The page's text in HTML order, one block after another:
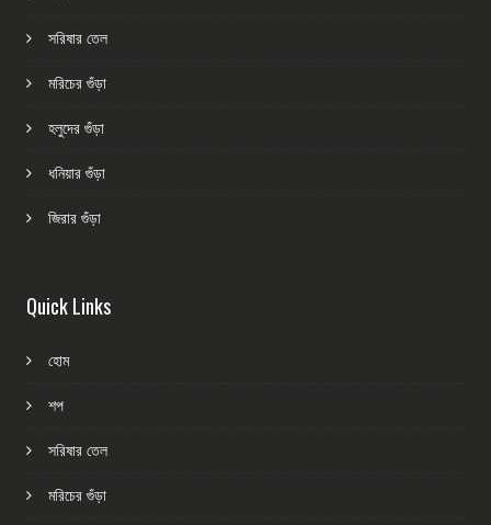
সরিষার তেল
মরিচের গুঁড়া
হলুদের গুঁড়া
ধনিয়ার গুঁড়া
জিরার গুঁড়া
Quick Links
হোম
শপ
সরিষার তেল
মরিচের গুঁড়া